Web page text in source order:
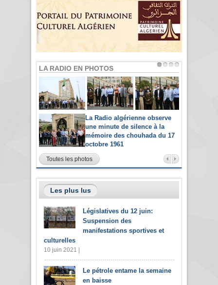
LA RADIO EN PHOTOS
La Radio algérienne observe
une minute de silence à la
mémoire des chouhada du 17
octobre 1961
Toutes les photos
Les plus lus
Législatives du 12 juin:
Suspension des
manifestations sportives et
culturelles
10 juin 2021 |
Le pétrole entame la semaine
en baisse